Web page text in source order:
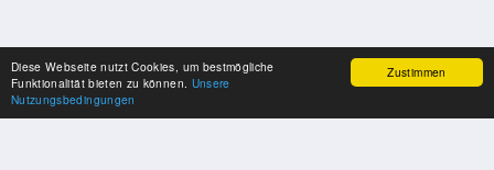
Zustimmen
Diese Webseite nutzt Cookies, um bestmögliche
Funktionalität bieten zu können. Unsere
Nutzungsbedingungen